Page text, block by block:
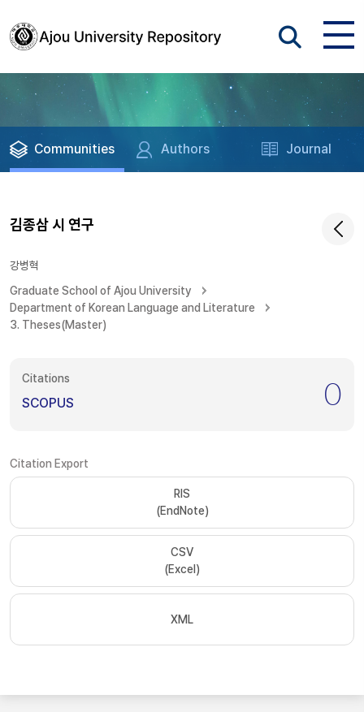
Communities Authors Journal
김종삼 시 연구
강병혁
Graduate School of Ajou University
Department of Korean Language and Literature
3. Theses(Master)
Citations
SCOPUS 0
Citation Export
RIS
(EndNote)
CSV
(Excel)
XML